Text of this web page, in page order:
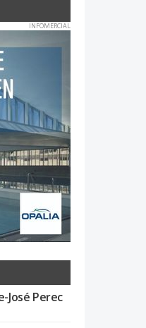
INFOMERCIAL
José Perec